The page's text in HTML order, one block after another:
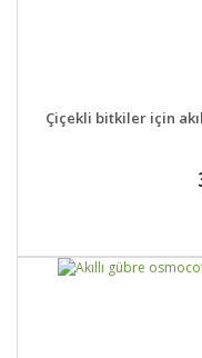
DETAYLAR
Çiçekli bitkiler için